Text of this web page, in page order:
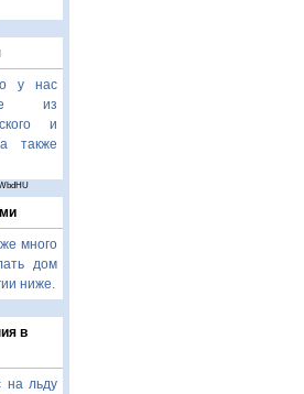
у нас
из
и
также
много
дом
ниже.
в
на льду